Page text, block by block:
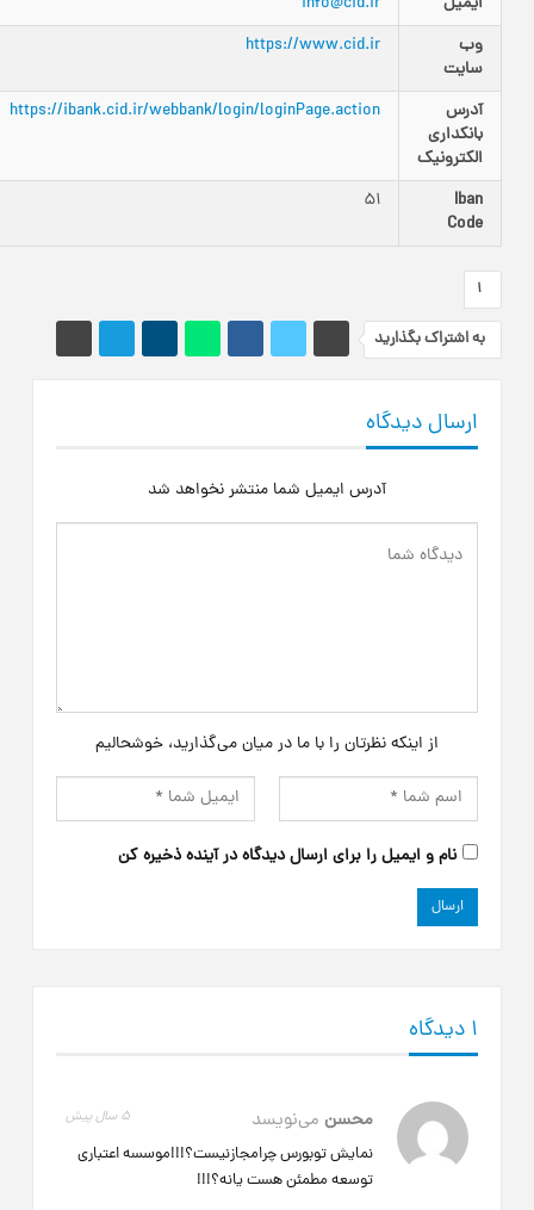
وب
سایت
https://www.cid.ir
آدرس
بانکداری‌
الکترونیک
https://ibank.cid.ir/webbank/login/loginPage.action
Iban
Code
51
به اشتراک بگذارید
ارسال دیدگاه
آدرس ایمیل شما منتشر نخواهد شد
از اینکه نظرتان را با ما در میان می‌گذارید، خوشحالیم
نام و ایمیل را برای ارسال دیدگاه در آینده ذخیره کن
محسنمی‌نویسد
نمایش توبورس چرامجازنیست؟!!!موسسه اعتباری
توسعه مطمئن هست یانه؟!!!